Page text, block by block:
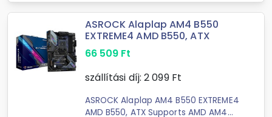
ASROCK Alaplap AM4 B550
EXTREME4 AMD B550, ATX
66 509 Ft
szállítási díj: 2 099Ft
ASROCK Alaplap AM4 B550 EXTREME4
AMD B550, ATX Supports AMD AM4